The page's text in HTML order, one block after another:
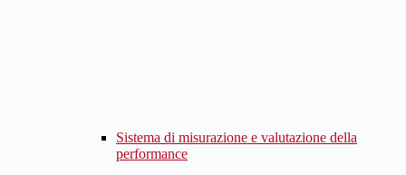
Sistema di misurazione e valutazione della
performance